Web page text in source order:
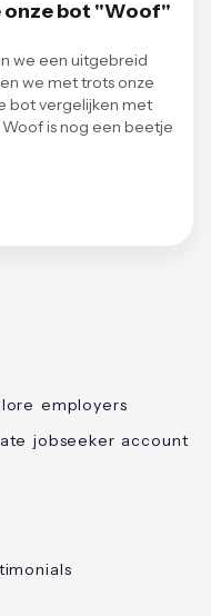
bot "Woof"
we een uitgebreid
we met trots onze
bot vergelijken met
is nog een beetje
employers
jobseeker account